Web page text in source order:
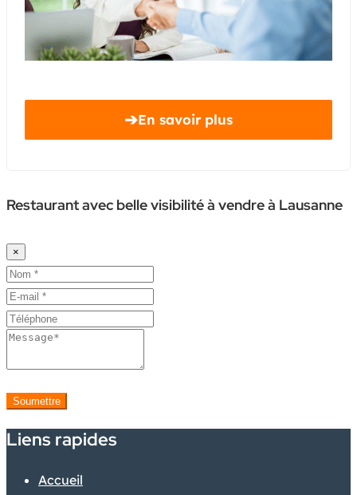
➔En savoir plus
Restaurant avec belle visibilité à vendre à Lausanne
×
Soumettre
Liens rapides
Accueil